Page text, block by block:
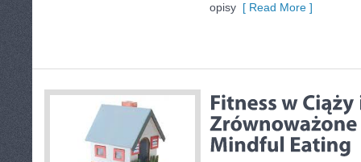
opisy [ Read More ]